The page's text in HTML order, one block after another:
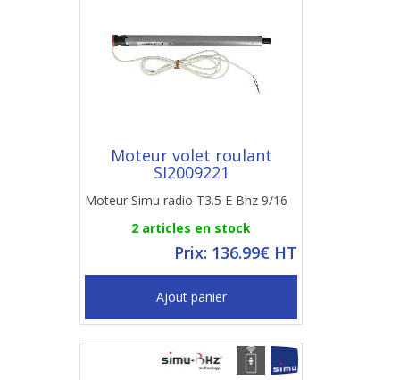
Moteur volet roulant
SI2009221
Moteur Simu radio T3.5 E Bhz 9/16
2 articles en stock
Prix: 136.99€ HT
Ajout panier